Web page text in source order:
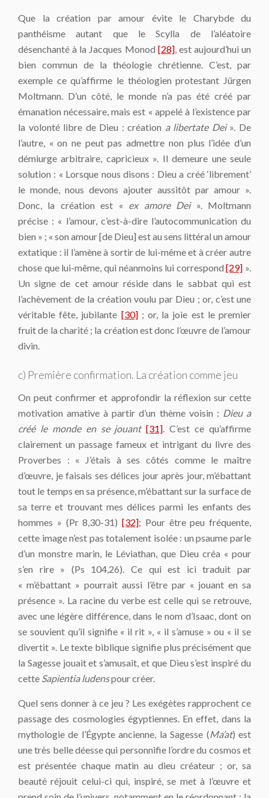
Que la création par amour évite le Charybde du
panthéisme autant que le Scylla de l’aléatoire
désenchanté à la Jacques Monod [28], est aujourd’hui un
bien commun de la théologie chrétienne. C’est, par
exemple ce qu’affirme le théologien protestant Jürgen
Moltmann. D’un côté, le monde n’a pas été créé par
émanation nécessaire, mais est « appelé à l’existence par
la volonté libre de Dieu : création a libertate Dei ». De
l’autre, « on ne peut pas admettre non plus l’idée d’un
démiurge arbitraire, capricieux ». Il demeure une seule
solution : « Lorsque nous disons : Dieu a créé ‘librement’
le monde, nous devons ajouter aussitôt par amour ».
Donc, la création est « ex amore Dei». Moltmann
précise : « l’amour, c’est-à-dire l’autocommunication du
bien » ; « son amour [de Dieu] est au sens littéral un amour
extatique : il l’amène à sortir de lui-même et à créer autre
chose que lui-même, qui néanmoins lui correspond[29] ».
Un signe de cet amour réside dans le sabbat qui est
l’achèvement de la création voulu par Dieu ; or, c’est une
véritable fête, jubilante [30]; or, la joie est le premier
fruit de la charité ; la création est donc l’œuvre de l’amour
divin.
c) Première confirmation. La création comme jeu
On peut confirmer et approfondir la réflexion sur cette
motivation amative à partir d’un thème voisin : Dieu a
créé le monde en se jouant [31]. C’est ce qu’affirme
clairement un passage fameux et intrigant du livre des
Proverbes : « J’étais à ses côtés comme le maître
d’œuvre, je faisais ses délices jour après jour, m’ébattant
tout le temps en sa présence, m’ébattant sur la surface de
sa terre et trouvant mes délices parmi les enfants des
hommes » (Pr 8,30-31) [32]; Pour être peu fréquente,
cette image n’est pas totalement isolée : un psaume parle
d’un monstre marin, le Léviathan, que Dieu créa « pour
s’en rire » (Ps 104,26). Ce qui est ici traduit par
« m’ébattant » pourrait aussi l’être par « jouant en sa
présence ». La racine du verbe est celle qui se retrouve,
avec une légère différence, dans le nom d’Isaac, dont on
se souvient qu’il signifie « il rit », « il s’amuse » ou « il se
divertit ». Le texte biblique signifie plus précisément que
la Sagesse jouait et s’amusait, et que Dieu s’est inspiré du
cette Sapientia ludenspour créer.
Quel sens donner à ce jeu ? Les exégètes rapprochent ce
passage des cosmologies égyptiennes. En effet, dans la
mythologie de l’Égypte ancienne, la Sagesse (Ma’at) est
une très belle déesse qui personnifie l’ordre du cosmos et
est présentée chaque matin au dieu créateur ; or, sa
beauté réjouit celui-ci qui, inspiré, se met à l’œuvre et